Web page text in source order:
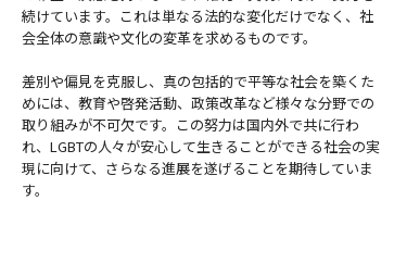
続けています。これは単なる法的な変化だけでなく、社
会全体の意識や文化の変革を求めるものです。
差別や偏見を克服し、真の包括的で平等な社会を築くた
めには、教育や啓発活動、政策改革など様々な分野での
取り組みが不可欠です。この努力は国内外で共に行わ
れ、LGBTの人々が安心して生きることができる社会の実
現に向けて、さらなる進展を遂げることを期待していま
す。